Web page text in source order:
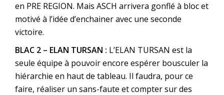
en PRE REGION. Mais ASCH arrivera gonflé à bloc et
motivé à l’idée d’enchainer avec une seconde
victoire.
BLAC 2 – ELAN TURSAN : L’ELAN TURSAN est la
seule équipe à pouvoir encore espérer bousculer la
hiérarchie en haut de tableau. Il faudra, pour ce
faire, réaliser un sans-faute et compter sur des